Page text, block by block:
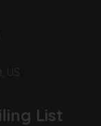
US
List